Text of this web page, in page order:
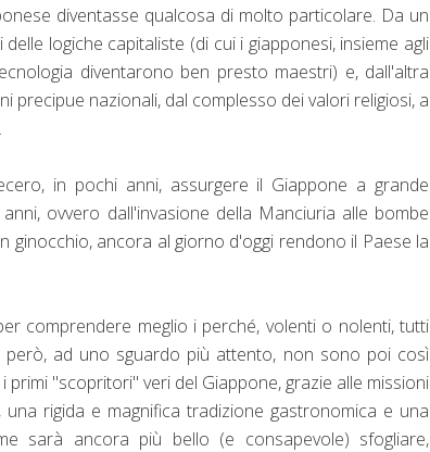
diventasse qualcosa di molto particolare. Da un
logiche capitaliste (di cui i giapponesi, insieme agli
diventarono ben presto maestri) e, dall'altra
nazionali, dal complesso dei valori religiosi, a
in pochi anni, assurgere il Giappone a grande
ovvero dall'invasione della Manciuria alle bombe
ginocchio, ancora al giorno d'oggi rendono il Paese la
comprendere meglio i perché, volenti o nolenti, tutti
ad uno sguardo più attento, non sono poi così
"scopritori" veri del Giappone, grazie alle missioni
rigida e magnifica tradizione gastronomica e una
sarà ancora più bello (e consapevole) sfogliare,